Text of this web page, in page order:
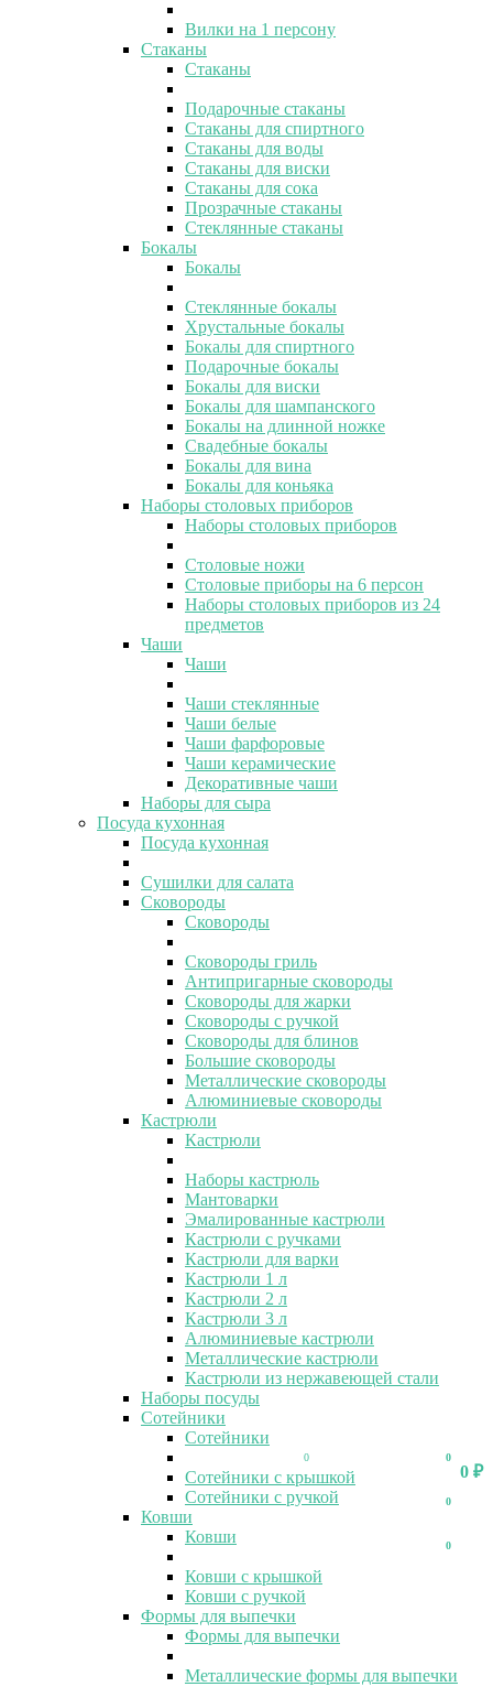
0
0 ₽
0
0
0
Вилки на 1 персону
Стаканы
Стаканы
Подарочные стаканы
Стаканы для спиртного
Стаканы для воды
Стаканы для виски
Стаканы для сока
Прозрачные стаканы
Стеклянные стаканы
Бокалы
Бокалы
Стеклянные бокалы
Хрустальные бокалы
Бокалы для спиртного
Подарочные бокалы
Бокалы для виски
Бокалы для шампанского
Бокалы на длинной ножке
Свадебные бокалы
Бокалы для вина
Бокалы для коньяка
Наборы столовых приборов
Наборы столовых приборов
Столовые ножи
Столовые приборы на 6 персон
Наборы столовых приборов из 24
предметов
Чаши
Чаши
Чаши стеклянные
Чаши белые
Чаши фарфоровые
Чаши керамические
Декоративные чаши
Наборы для сыра
Посуда кухонная
Посуда кухонная
Сушилки для салата
Сковороды
Сковороды
Сковороды гриль
Антипригарные сковороды
Сковороды для жарки
Сковороды с ручкой
Сковороды для блинов
Большие сковороды
Металлические сковороды
Алюминиевые сковороды
Кастрюли
Кастрюли
Наборы кастрюль
Мантоварки
Эмалированные кастрюли
Кастрюли с ручками
Кастрюли для варки
Кастрюли 1 л
Кастрюли 2 л
Кастрюли 3 л
Алюминиевые кастрюли
Металлические кастрюли
Кастрюли из нержавеющей стали
Наборы посуды
Сотейники
Сотейники
Сотейники с крышкой
Сотейники с ручкой
Ковши
Ковши
Ковши с крышкой
Ковши с ручкой
Формы для выпечки
Формы для выпечки
Металлические формы для выпечки